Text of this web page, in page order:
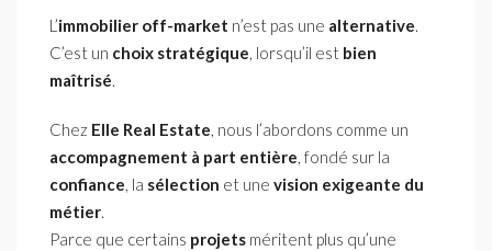
L’immobilier off-market n’est pas une alternative.
C’est un choix stratégique, lorsqu’il est bien
maîtrisé.
Chez Elle Real Estate, nous l’abordons comme un
accompagnement à part entière, fondé sur la
confiance, la sélection et une vision exigeante du
métier.
Parce que certains projets méritent plus qu’une